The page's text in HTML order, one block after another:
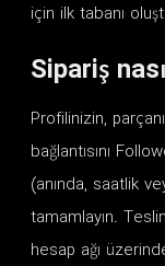
için ilk tabanı
Sipariş
Profilinizin,
bağlantısını
(anında, saatlik
tamamlayın.
hesap ağı